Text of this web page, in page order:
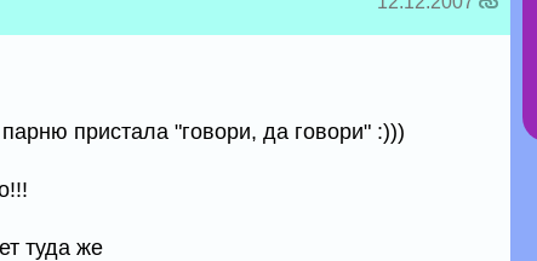
пристала "говори, да говори" :)))
туда же